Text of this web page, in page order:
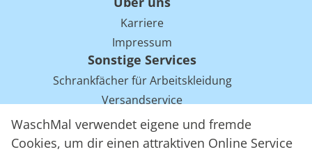
WaschMal verwendet eigene und fremde
Cookies, um dir einen attraktiven Online Service
Karriere
Impressum
Sonstige Services
Schrankfächer für Arbeitskleidung
Versandservice
Einsparpotentiale für Mietwäsche bei Arbeitskleidung
Arbeitskleidung Tracking mit RFID